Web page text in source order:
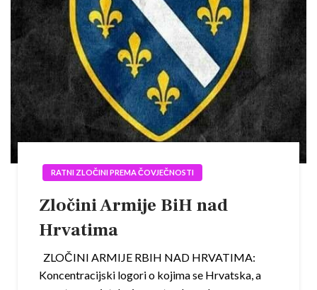
RATNI ZLOČINI PREMA ČOVJEČNOSTI
Zločini Armije BiH nad
Hrvatima
ZLOČINI ARMIJE RBIH NAD HRVATIMA:
Koncentracijski logori o kojima se Hrvatska, a